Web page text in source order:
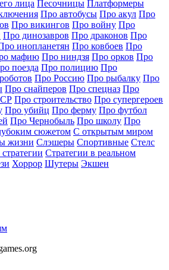
лица Песочницы Платформеры
Про автобусы Про акул Про
Про викингов Про войну Про
Про динозавров Про драконов Про
инопланетян Про ковбоев Про
мафию Про ниндзя Про орков Про
поезда Про полицию Про
Про Россию Про рыбалку Про
Про снайперов Про спецназ Про
Про строительство Про супергероев
Про убийц Про ферму Про футбол
Про Чернобыль Про школу Про
сюжетом С открытым миром
жизни Слэшеры Спортивные Стелс
Стратегии в реальном
Хоррор Шутеры Экшен